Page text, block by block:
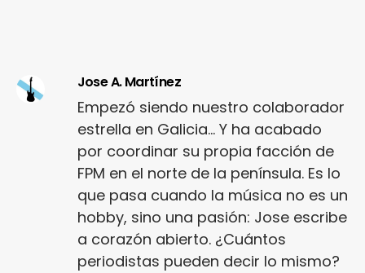
Jose A. Martínez
Empezó siendo nuestro colaborador
estrella en Galicia... Y ha acabado
por coordinar su propia facción de
FPM en el norte de la península. Es lo
que pasa cuando la música no es un
hobby, sino una pasión: Jose escribe
a corazón abierto. ¿Cuántos
periodistas pueden decir lo mismo?